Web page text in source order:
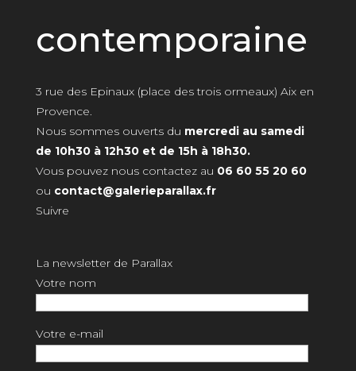
contemporaine
3 rue des Epinaux (place des trois ormeaux) Aix en
Provence.
Nous sommes ouverts du mercredi au samedi
de 10h30 à 12h30 et de 15h à 18h30.
Vous pouvez nous contactez au 06 60 55 20 60
ou contact@galerieparallax.fr
Suivre
La newsletter de Parallax
Votre nom
Votre e-mail